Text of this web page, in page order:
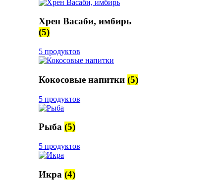
Хрен Васаби, имбирь
(5)
5 продуктов
Кокосовые напитки (5)
5 продуктов
Рыба (5)
5 продуктов
Икра (4)